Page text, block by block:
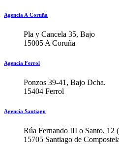
Agencia A Coruña
Pla y Cancela 35, Bajo
15005 A Coruña
Agencia Ferrol
Ponzos 39-41, Bajo Dcha.
15404 Ferrol
Agencia Santiago
Rúa Fernando III o Santo, 12
15705 Santiago de